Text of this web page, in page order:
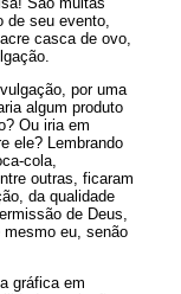
de seu evento,
casca de ovo,
por uma
algum produto
Ou iria em
ele? Lembrando
cola,
outras, ficaram
da qualidade
de Deus,
eu, senão
gráfica em